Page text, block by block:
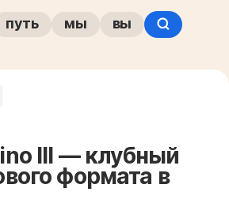
путь мы вы
III — клубный
формата в